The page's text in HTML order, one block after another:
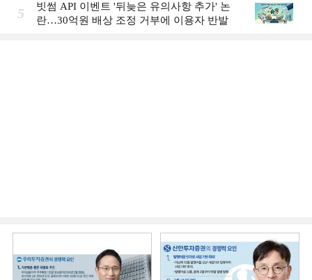
5
빗썸 API 이벤트 '뒤늦은 유의사항 추가' 논
란…30억원 배상 조정 거부에 이용자 반발